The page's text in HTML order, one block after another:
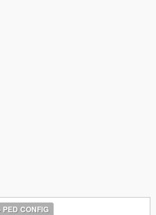
PED CONFIG